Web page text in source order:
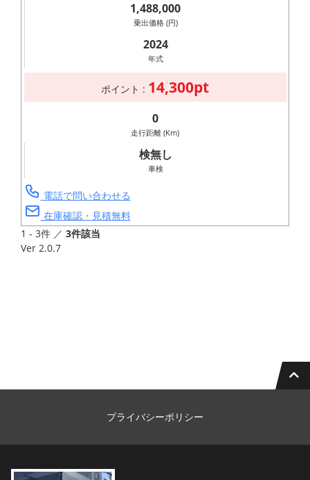
1,488,000
乗出価格 (円)
2024
年式
ポイント : 14,300pt
0
走行距離 (Km)
検無し
車検
電話で問い合わせる
在庫確認・見積無料
1 - 3件 ／ 3件該当
Ver 2.0.7
プライバシーポリシー